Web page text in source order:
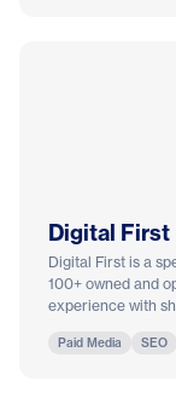
Digital First
Digital First is a
100+ owned and
experience with
Paid Media SEO